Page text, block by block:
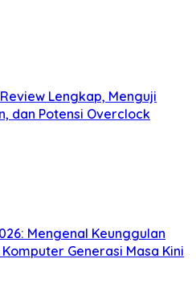
Lengkap, Menguji
dan Potensi Overclock
Mengenal Keunggulan
Generasi Masa Kini